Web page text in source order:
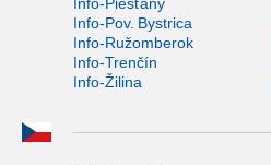
Info-Pov. Bystrica
Info-Ružomberok
Info-Trenčín
Info-Žilina